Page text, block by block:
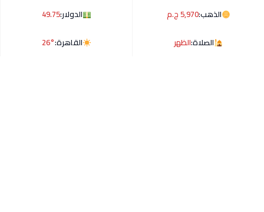
الذهب:5,970 ج.م الدولار:49.75
الصلاة:الظهر القاهرة:26°